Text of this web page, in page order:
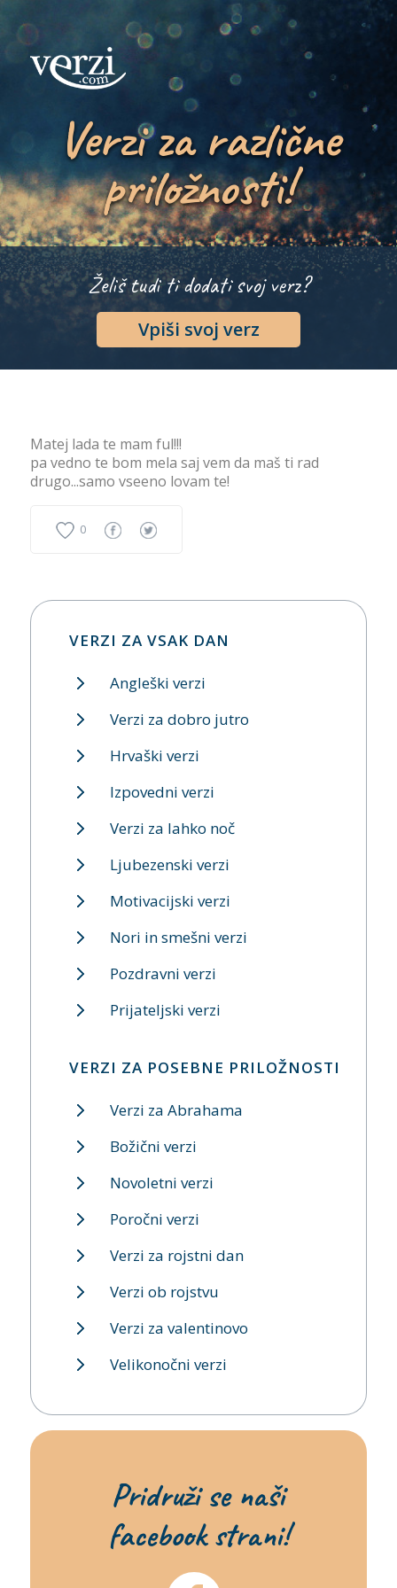
Verzi za različne
priložnosti!
Želiš tudi ti dodati svoj verz?
Vpiši svoj verz
Matej lada te mam ful!!!
pa vedno te bom mela saj vem da maš ti rad
drugo...samo vseeno lovam te!
0
VERZI ZA VSAK DAN
Angleški verzi
Verzi za dobro jutro
Hrvaški verzi
Izpovedni verzi
Verzi za lahko noč
Ljubezenski verzi
Motivacijski verzi
Nori in smešni verzi
Pozdravni verzi
Prijateljski verzi
VERZI ZA POSEBNE PRILOŽNOSTI
Verzi za Abrahama
Božični verzi
Novoletni verzi
Poročni verzi
Verzi za rojstni dan
Verzi ob rojstvu
Verzi za valentinovo
Velikonočni verzi
Pridruži se naši
facebook strani!